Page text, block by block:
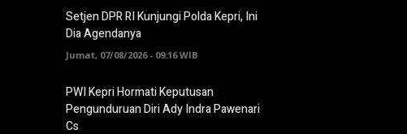
Setjen DPR RI Kunjungi Polda Kepri, Ini
Dia Agendanya
Jumat, 07/08/2026 - 09:16 WIB
PWI Kepri Hormati Keputusan
Pengunduruan Diri Ady Indra Pawenari
Cs